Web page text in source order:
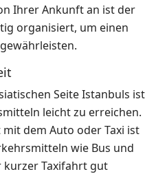
Ihrer Ankunft an ist der
organisiert, um einen
Seite Istanbuls ist
leicht zu erreichen.
dem Auto oder Taxi ist
wie Bus und
kurzer Taxifahrt gut